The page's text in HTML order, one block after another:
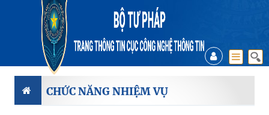
CHỨC NĂNG NHIỆM VỤ